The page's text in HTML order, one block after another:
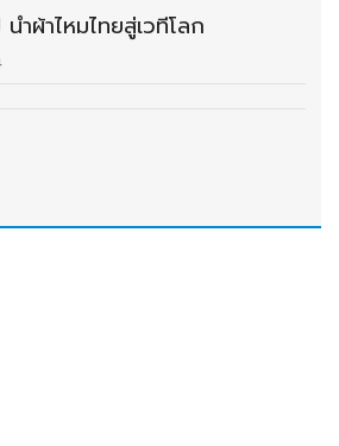
ำผ้าไหมไทยสู่เวทีโลก